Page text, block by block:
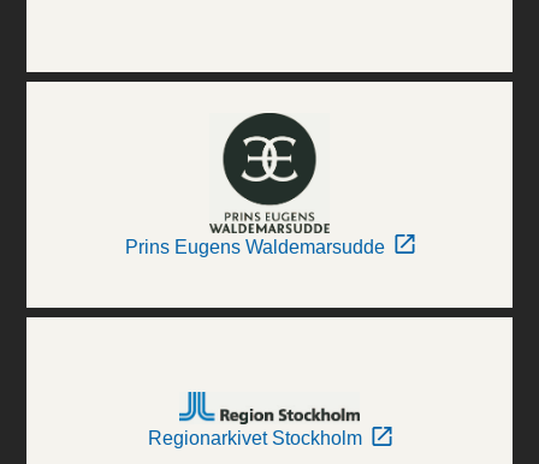
Prins Eugens Waldemarsudde
Regionarkivet Stockholm